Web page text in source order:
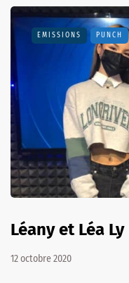
EMISSIONS PUNCH
Léany et Léa
12 octobre 2020